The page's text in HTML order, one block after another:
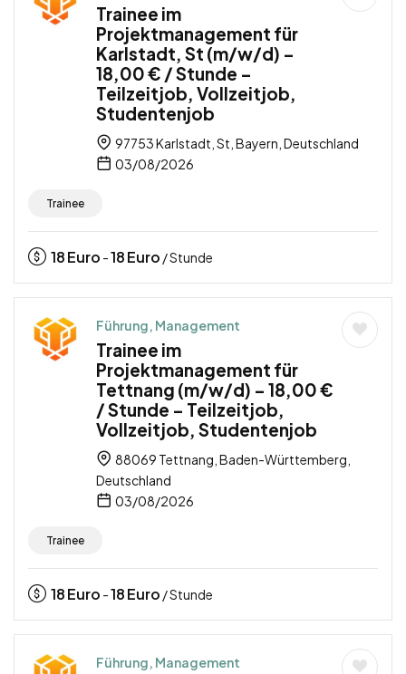
Trainee im
Projektmanagement für
Karlstadt, St (m/w/d) –
18,00 € / Stunde –
Teilzeitjob, Vollzeitjob,
Studentenjob
97753 Karlstadt, St, Bayern, Deutschland
03/08/2026
Trainee
18Euro -18Euro / Stunde
Führung, Management
Trainee im
Projektmanagement für
Tettnang (m/w/d) – 18,00 €
/ Stunde – Teilzeitjob,
Vollzeitjob, Studentenjob
88069 Tettnang, Baden-Württemberg,
Deutschland
03/08/2026
Trainee
18Euro -18Euro / Stunde
Führung, Management